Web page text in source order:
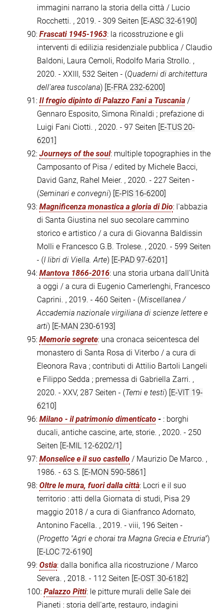
immagini narrano la storia della città / Lucio
Rocchetti. , 2019. - 309 Seiten [E-ASC 32-6190]
90: Frascati 1945-1963: la ricosstruzione e gli
interventi di edilizia residenziale pubblica / Claudio
Baldoni, Laura Cemoli, Rodolfo Maria Strollo. ,
2020. - XXIII, 532 Seiten - (Quaderni di architettura
dell'area tuscolana) [E-FRA 232-6200]
91: Il fregio dipinto di Palazzo Fani a Tuscania /
Gennaro Esposito, Simona Rinaldi ; prefazione di
Luigi Fani Ciotti. , 2020. - 97 Seiten [E-TUS 20-
6201]
92: Journeys of the soul: multiple topographies in the
Camposanto of Pisa / edited by Michele Bacci,
David Ganz, Rahel Meier. , 2020. - 227 Seiten -
(Seminari e convegni) [E-PIS 16-6200]
93: Magnificenza monastica a gloria di Dio: l'abbazia
di Santa Giustina nel suo secolare cammino
storico e artistico / a cura di Giovanna Baldissin
Molli e Francesco G.B. Trolese. , 2020. - 599 Seiten
- (I libri di Viella. Arte) [E-PAD 97-6201]
94: Mantova 1866-2016: una storia urbana dall'Unità
a oggi / a cura di Eugenio Camerlenghi, Francesco
Caprini. , 2019. - 460 Seiten - (Miscellanea /
Accademia nazionale virgiliana di scienze lettere e
arti) [E-MAN 230-6193]
95: Memorie segrete: una cronaca seicentesca del
monastero di Santa Rosa di Viterbo / a cura di
Eleonora Rava ; contributi di Attilio Bartoli Langeli
e Filippo Sedda ; premessa di Gabriella Zarri. ,
2020. - XXV, 287 Seiten - (Temi e testi) [E-VIT 19-
6210]
96: Milano - il patrimonio dimenticato - : borghi
ducali, antiche cascine, arte, storie. , 2020. - 250
Seiten [E-MIL 12-6202/1]
97: Monselice e il suo castello / Maurizio De Marco. ,
1986. - 63 S. [E-MON 590-5861]
98: Oltre le mura, fuori dalla città: Locri e il suo
territorio : atti della Giornata di studi, Pisa 29
maggio 2018 / a cura di Gianfranco Adornato,
Antonino Facella. , 2019. - viii, 196 Seiten -
(Progetto "Agri e chorai tra Magna Grecia e Etruria")
[E-LOC 72-6190]
99: Ostia: dalla bonifica alla ricostruzione / Marco
Severa. , 2018. - 112 Seiten [E-OST 30-6182]
100: Palazzo Pitti: le pitture murali delle Sale dei
Pianeti : storia dell'arte, restauro, indagini